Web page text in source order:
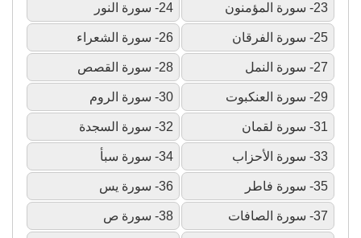
23- سورة المؤمنون 24- سورة النور
25- سورة الفرقان 26- سورة الشعراء
27- سورة النمل 28- سورة القصص
29- سورة العنكبوت 30- سورة الروم
31- سورة لقمان 32- سورة السجدة
33- سورة الأحزاب 34- سورة سبأ
35- سورة فاطر 36- سورة يس
37- سورة الصافات 38- سورة ص